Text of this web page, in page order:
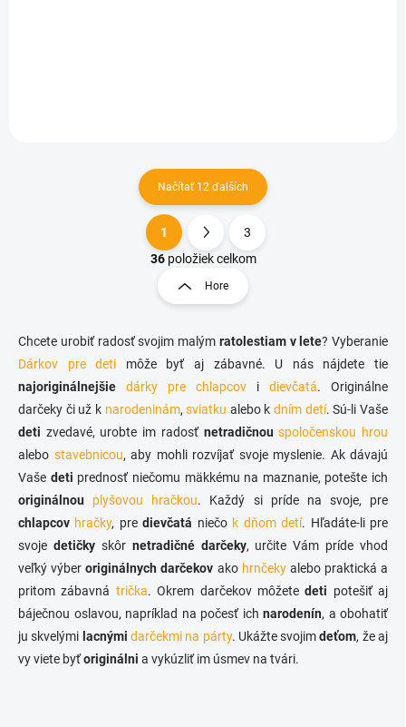
O
v
á
d
c
i
e
p
r
v
y
v
p
i
s
u
Načítať 12 ďalších
S
t
r
á
k
o
v
a
n
i
e
1
3
36položiek celkom
Hore
Chcete urobiť radosť svojim malým ratolestiam v lete? Vyberanie
Dárkov pre deti môže byť aj zábavné. U nás nájdete tie
najoriginálnejšie
dárky pre chlapcov i dievčatá. Originálne
darčeky či už k narodeninám,sviatku alebo kdním detí. Sú-li Vaše
deti zvedavé, urobte im radosť netradičnou spoločenskou hrou
alebo stavebnicou, aby mohli rozvíjať svoje myslenie. Ak dávajú
Vaše deti prednosť niečomu mäkkému na maznanie, potešte ich
originálnou
plyšovou hračkou. Každý si príde na svoje, pre
chlapcov hračky, predievčatá niečo k dňom detí. Hľadáte-li pre
svoje detičkyskôr netradičné darčeky, určite Vám príde vhod
veľký výberoriginálnych darčekov ako hrnčeky alebo praktická a
pritom zábavná trička. Okrem darčekov môžetedeti potešiť aj
báječnou oslavou, napríklad na počesť ich narodenín, a obohatiť
ju skvelými lacnými darčekmi na párty. Ukážte svojimdeťom, že aj
vy viete byťoriginálni a vykúzliť im úsmev na tvári.